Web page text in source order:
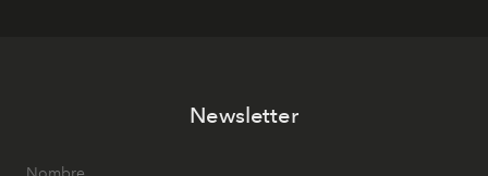
Newsletter